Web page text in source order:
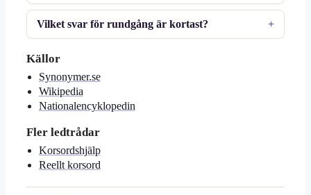
Vilket svar för rundgång är kortast?
Källor
Synonymer.se
Wikipedia
Nationalencyklopedin
Fler ledtrådar
Korsordshjälp
Reellt korsord